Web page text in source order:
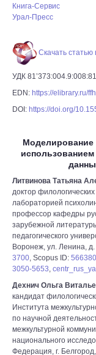
Книга-Сервис
Урал-Пресс
Скачать статью
УДК
EDN: https://elibrary.ru/
DOI: https://doi.org/
Моделирование
Литвинова Татьяна
доктор
лабораторией
профессор кафедры
зарубежной
педагогического
Воронеж, ул. Ленина,
3700, Scopus ID:
3050-5653,
Дехнич Ольга
кандидат
Института
по научной
межкультурной
национального
Федерация, г.